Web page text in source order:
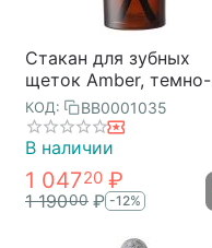
Стакан для зубных
щеток Amber, темно-
янтарный, Bergenson
Bjorn Bath
КОД: BB0001035
В наличии
1 04720 ₽
1 19000 ₽ -12%